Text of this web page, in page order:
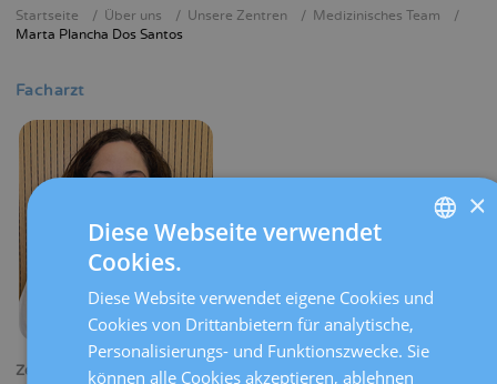
Breadcrumb
Startseite Über uns Unsere Zentren
Medizinisches Team
Marta Plancha Dos Santos
Facharzt
Zentren:
CATALÀ
×
Diese Webseite verwendet
Cookies.
Diese Website verwendet eigene Cookies und
Cookies von Drittanbietern für analytische,
Personalisierungs- und Funktionszwecke. Sie
können alle Cookies akzeptieren, ablehnen